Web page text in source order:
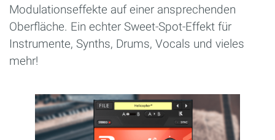
Modulationseffekte auf einer ansprechenden
Oberfläche. Ein echter Sweet-Spot-Effekt für
Instrumente, Synths, Drums, Vocals und vieles
mehr!